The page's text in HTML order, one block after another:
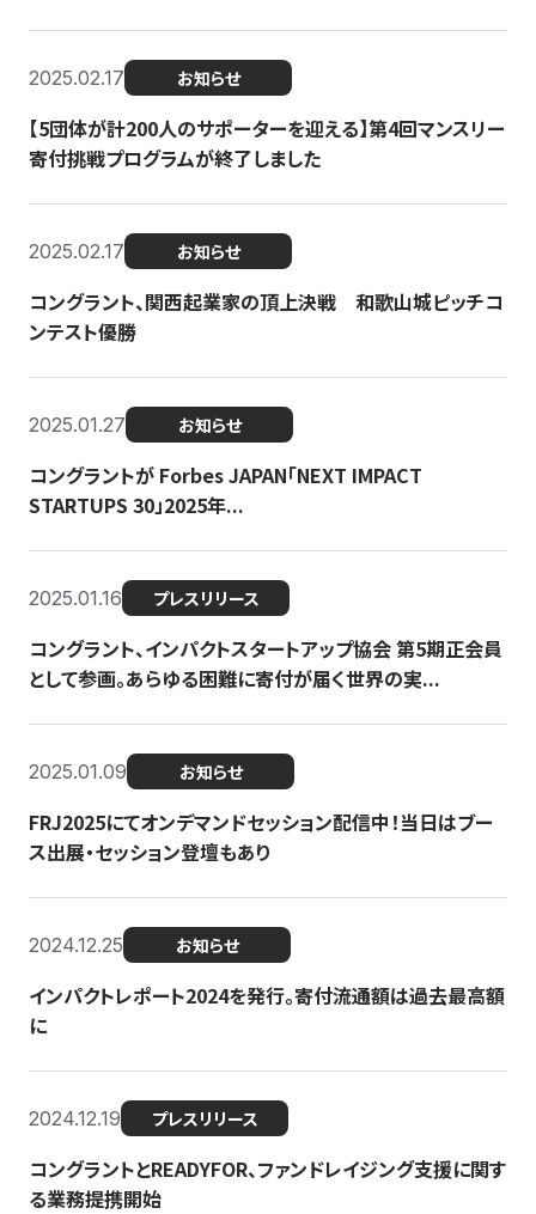
2025.02.17 お知らせ
【5団体が計200人のサポーターを迎える】​​第4回マンスリー
寄付挑戦プログラムが終了しました
2025.02.17 お知らせ
コングラント、関西起業家の頂上決戦 和歌山城ピッチコ
ンテスト優勝
2025.01.27 お知らせ
コングラントが Forbes JAPAN「NEXT IMPACT
STARTUPS 30」2025年...
2025.01.16 プレスリリース
コングラント、インパクトスタートアップ協会 第5期正会員
として参画。あらゆる困難に寄付が届く世界の実...
2025.01.09 お知らせ
FRJ2025にてオンデマンドセッション配信中！当日はブー
ス出展・セッション登壇もあり
2024.12.25 お知らせ
インパクトレポート2024を発行。寄付流通額は過去最高額
に
2024.12.19 プレスリリース
コングラントとREADYFOR、ファンドレイジング支援に関す
る業務提携開始